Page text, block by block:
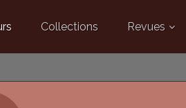
Collections Revues